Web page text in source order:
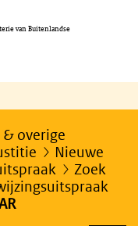
van Buitenlandse
overige
Nieuwe
Zoek